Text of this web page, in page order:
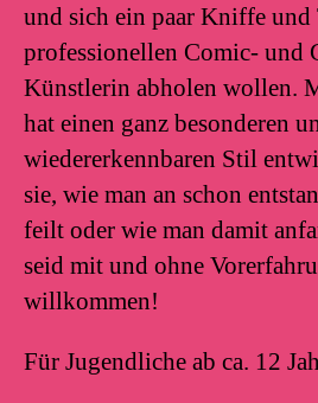
und sich ein paar Kniffe
professionellen Comic- und
Künstlerin abholen wollen.
hat einen ganz besonderen
wiedererkennbaren Stil
sie, wie man an schon
feilt oder wie man damit
seid mit und ohne
willkommen!
Für Jugendliche ab ca. 12